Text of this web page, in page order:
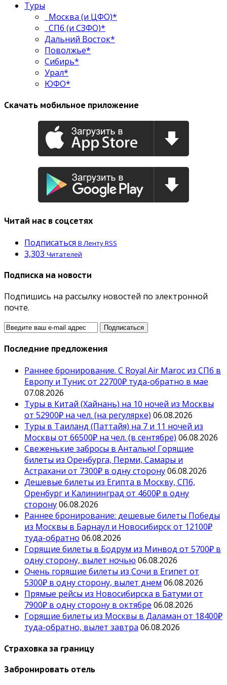
Туры
Москва (и ЦФО)*
СПб (и СЗФО)*
Дальний Восток*
Поволжье*
Сибирь*
Урал*
ЮФО*
Скачать мобильное приложение
Читай нас в соцсетях
Подписаться В Ленту RSS
3,303 Читателей
Подписка на новости
Подпишись на рассылку новостей по электронной
почте.
Последние предложения
Раннее бронирование. С Royal Air Maroc из СПб в
Европу и Тунис от 22700₽ туда-обратно в мае
07.08.2026
Туры в Китай (Хайнань) на 10 ночей из Москвы
от 52900₽ на чел. (на регулярке) 06.08.2026
Туры в Таиланд (Паттайя) на 7 и 11 ночей из
Москвы от 66500₽ на чел. (в сентябре) 06.08.2026
Свеженькие забросы в Анталью! Горящие
билеты из Оренбурга, Перми, Самары и
Астрахани от 7300₽ в одну сторону06.08.2026
Дешевые билеты из Египта в Москву, СПб,
Оренбург и Калининград от 4600₽ в одну
сторону06.08.2026
Раннее бронирование: дешевые билеты Победы
из Москвы в Барнаул и Новосибирск от 12100₽
туда-обратно 06.08.2026
Горящие билеты в Бодрум из Минвод от 5700₽ в
одну сторону, вылет ночью 06.08.2026
Очень горящие билеты из Сочи в Египет от
5300₽ в одну сторону, вылет днем 06.08.2026
Прямые рейсы из Новосибирска в Батуми от
7900₽ в одну сторону в октябре 06.08.2026
Горящие билеты из Москвы в Даламан от 18400₽
туда-обратно, вылет завтра 06.08.2026
Страховка за границу
Забронировать отель